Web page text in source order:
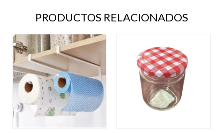
PRODUCTOS RELACIONADOS